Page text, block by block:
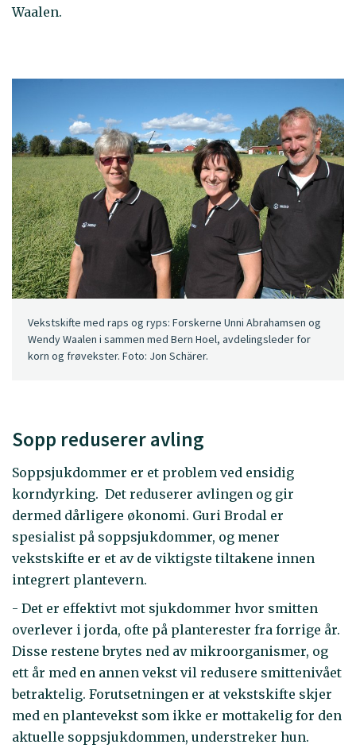
Waalen.
Vekstskifte med raps og ryps: Forskerne Unni Abrahamsen og
Wendy Waalen i sammen med Bern Hoel, avdelingsleder for
korn og frøvekster. Foto: Jon Schärer.
Sopp reduserer avling
Soppsjukdommer er et problem ved ensidig
korndyrking. Det reduserer avlingen og gir
dermed dårligere økonomi. Guri Brodal er
spesialist på soppsjukdommer, og mener
vekstskifte er et av de viktigste tiltakene innen
integrert plantevern.
- Det er effektivt mot sjukdommer hvor smitten
overlever i jorda, ofte på planterester fra forrige år.
Disse restene brytes ned av mikroorganismer, og
ett år med en annen vekst vil redusere smittenivået
betraktelig. Forutsetningen er at vekstskifte skjer
med en plantevekst som ikke er mottakelig for den
aktuelle soppsjukdommen, understreker hun.